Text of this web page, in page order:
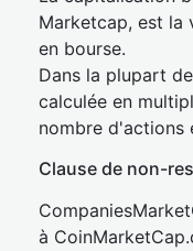
Marketcap, est la
en bourse.
Dans la plupart
calculée en
nombre d'actions
Clause de non-
à